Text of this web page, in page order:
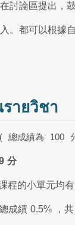
討論區提出，
。都可以根據
ายวิชา
( 總成績為 100
分
程的小單元均
成績 0.5% ，共